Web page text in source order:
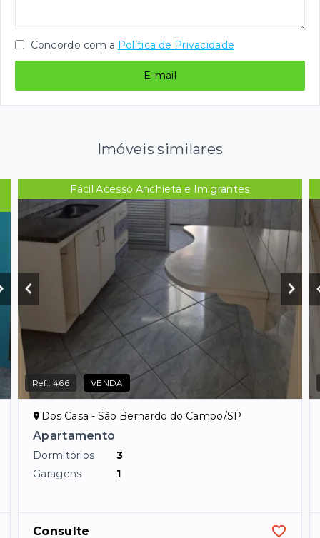
Concordo com a Política de Privacidade
E-mail
Imóveis similares
Fácil Acesso Anchieta e Imigrantes
Ref.:466 VENDA
Dos Casa - São Bernardo do Campo/SP
Apartamento
Dormitórios
3
Garagens
1
Consulte